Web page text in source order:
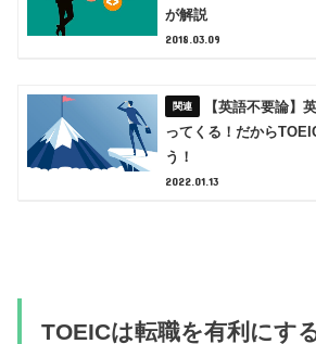
が解説
2018.03.09
【英語不要論】
ってくる！だから
う！
2022.01.13
TOEICは転職を有利にす